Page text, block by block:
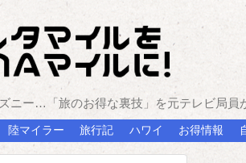
ニー…「旅のお得な裏技」を元テレビ局員
陸マイラー 旅行記 ハワイ お得情報